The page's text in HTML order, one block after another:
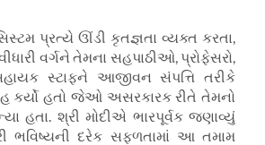
પ્રત્યે ઊંડી કૃતજ્ઞતા વ્યક્ત કરતા,
વર્ગને તેમના સહપાઠીઓ, પ્રોફેસરો,
સ્ટાફને આજીવન સંપત્તિ તરીકે
હતો જેઓ અસરકારક રીતે તેમનો
હતા. શ્રી મોદીએ ભારપૂર્વક જણાવ્યું
ભવિષ્યની દરેક સફળતામાં આ તમામ